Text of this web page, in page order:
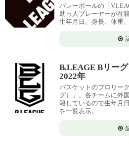
バレーボールの「
助っ人プレーヤーが在
生年月日、身長、体重
B.LEAGE Bリー
2022年
バスケットのプロリー
グ）」。各チームに外
籍しているので生年月
を一覧表示。